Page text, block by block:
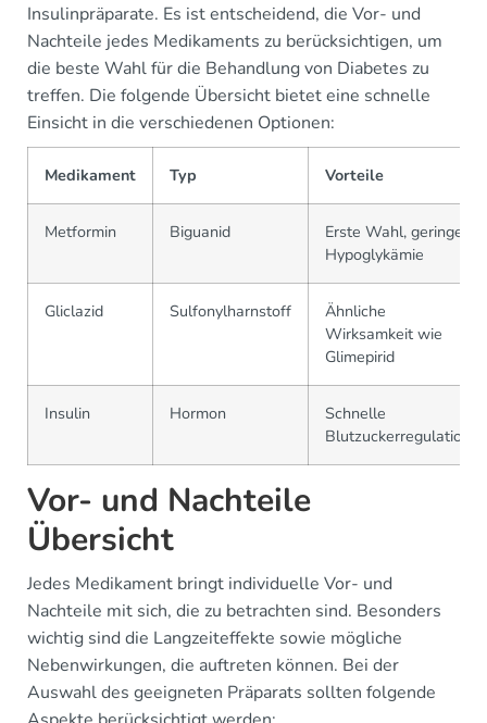
Insulinpräparate. Es ist entscheidend, die Vor- und
Nachteile jedes Medikaments zu berücksichtigen, um
die beste Wahl für die Behandlung von Diabetes zu
treffen. Die folgende Übersicht bietet eine schnelle
Einsicht in die verschiedenen Optionen:
Medikament Typ Vorteile
Metformin Biguanid
Erste Wahl, geringe
Hypoglykämie
Gliclazid Sulfonylharnstoff
Ähnliche
Wirksamkeit wie
Glimepirid
Insulin Hormon
Schnelle
Blutzuckerregulation
Vor- und Nachteile
Übersicht
Jedes Medikament bringt individuelle Vor- und
Nachteile mit sich, die zu betrachten sind. Besonders
wichtig sind die Langzeiteffekte sowie mögliche
Nebenwirkungen, die auftreten können. Bei der
Auswahl des geeigneten Präparats sollten folgende